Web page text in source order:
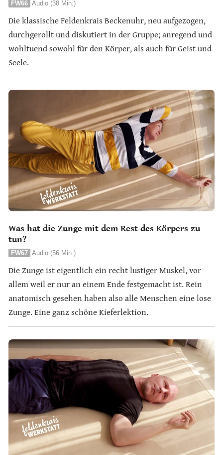
FW66 Audio (38 Min.)
Die klassische Feldenkrais Beckenuhr, neu aufgezogen,
durchgerollt und diskutiert in der Gruppe; anregend und
wohltuend sowohl für den Körper, als auch für Geist und
Seele.
Was hat die Zunge mit dem Rest des Körpers zu
tun?
FW67 Audio (56 Min.)
Die Zunge ist eigentlich ein recht lustiger Muskel, vor
allem weil er nur an einem Ende festgemacht ist. Rein
anatomisch gesehen haben also alle Menschen eine lose
Zunge. Eine ganz schöne Kieferlektion.